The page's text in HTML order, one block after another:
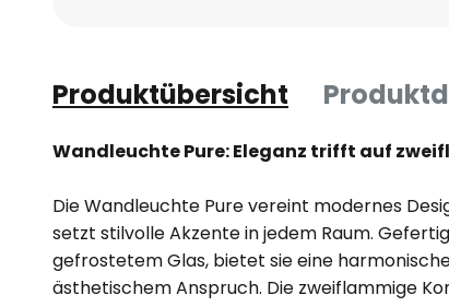
Produktübersicht
Wandleuchte Pure: Eleganz trifft auf
Die Wandleuchte Pure vereint modernes
setzt stilvolle Akzente in jedem Raum.
gefrostetem Glas, bietet sie eine
ästhetischem Anspruch. Die zweiflammige